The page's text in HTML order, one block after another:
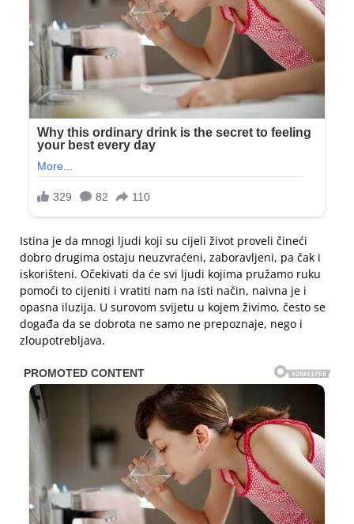
Istina je da mnogi ljudi koji su cijeli život proveli čineći
dobro drugima ostaju neuzvraćeni, zaboravljeni, pa čak i
iskorišteni. Očekivati da će svi ljudi kojima pružamo ruku
pomoći to cijeniti i vratiti nam na isti način, naivna je i
opasna iluzija. U surovom svijetu u kojem živimo, često se
događa da se dobrota ne samo ne prepoznaje, nego i
zloupotrebljava.